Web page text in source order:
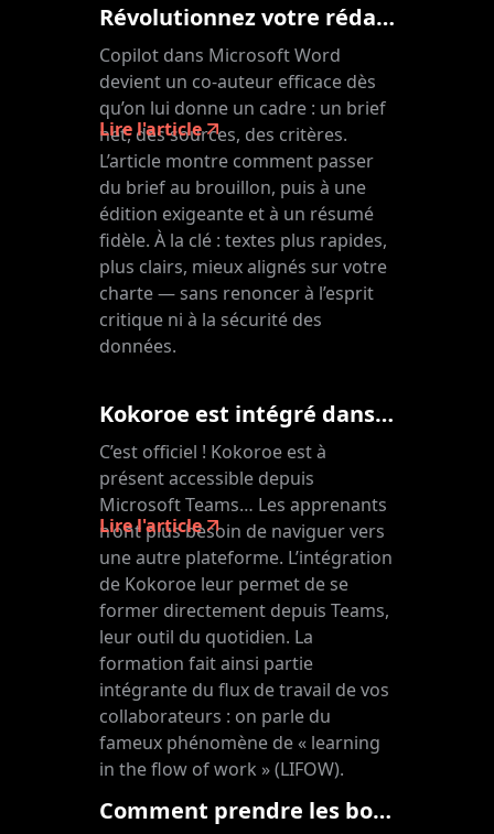
Révolutionnez votre rédaction avec Copilot M365 dans Word
Copilot dans Microsoft Word
devient un co-auteur efficace dès
qu’on lui donne un cadre : un brief
net, des sources, des critères.
L’article montre comment passer
du brief au brouillon, puis à une
édition exigeante et à un résumé
fidèle. À la clé : textes plus rapides,
plus clairs, mieux alignés sur votre
charte — sans renoncer à l’esprit
critique ni à la sécurité des
données.
Lire l'article
Kokoroe est intégré dans Microsoft Teams
C’est officiel ! Kokoroe est à
présent accessible depuis
Microsoft Teams… Les apprenants
n’ont plus besoin de naviguer vers
une autre plateforme. L’intégration
de Kokoroe leur permet de se
former directement depuis Teams,
leur outil du quotidien. La
formation fait ainsi partie
intégrante du flux de travail de vos
collaborateurs : on parle du
fameux phénomène de « learning
in the flow of work » (LIFOW).
Lire l'article
Comment prendre les bonnes décisions : déjouer les biais cognitifs